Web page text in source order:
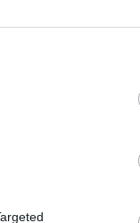
más
de la
asegurado que
a las de sus